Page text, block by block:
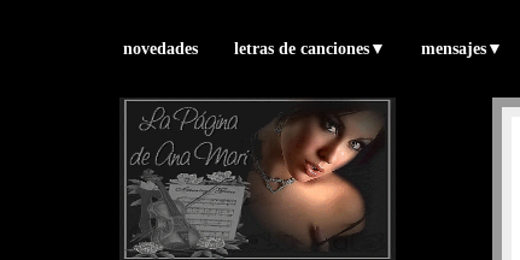
novedades letras de canciones▼ mensajes▼